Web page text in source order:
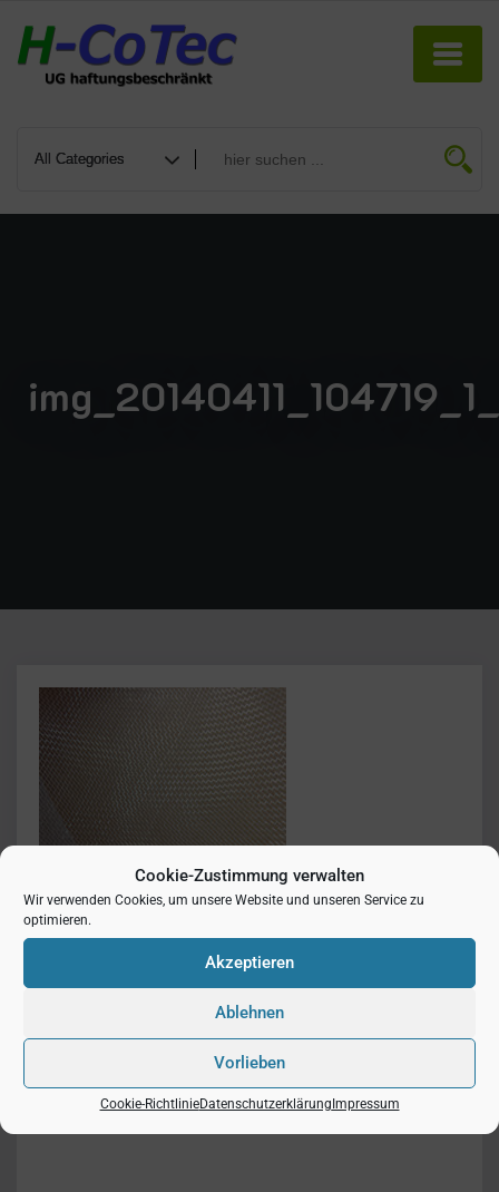
Cookie-Zustimmung verwalten
Wir verwenden Cookies, um unsere Website und unseren Service zu
optimieren.
Akzeptieren
Ablehnen
Vorlieben
Cookie-RichtlinieDatenschutzerklärungImpressum